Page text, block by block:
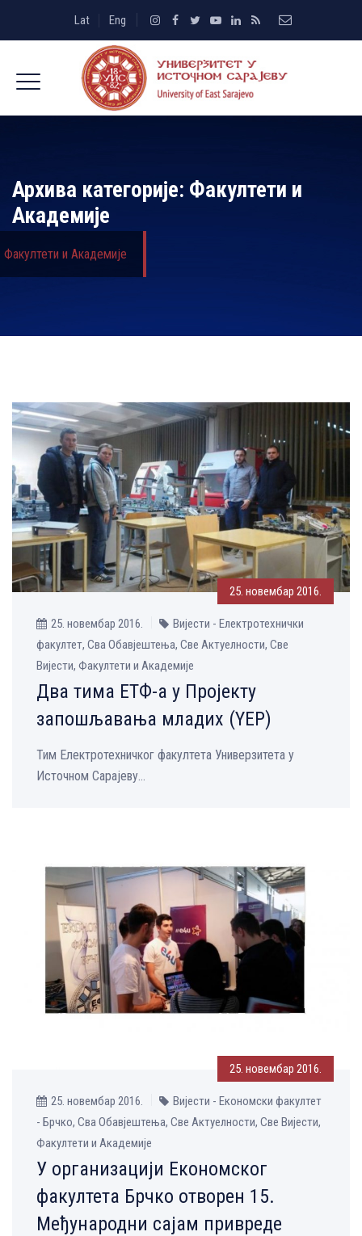
Lat Eng
Архива категорије: Факултети и
Академије
Факултети и Академије
25. новембар 2016.
25. новембар 2016.
Вијести - Електротехнички
факултет, Сва Обавјештења, Све Aктуелности, Све
Вијести, Факултети и Академије
Два тима ЕТФ-а у Пројекту
запошљавања младих (YEP)
Тим Електротехничког факултета Универзитета у
Источном Сарајеву...
25. новембар 2016.
25. новембар 2016.
Вијести - Економски факултет
- Брчко, Сва Обавјештења, Све Aктуелности, Све Вијести,
Факултети и Академије
У организацији Економског
факултета Брчко отворен 15.
Међународни сајам привреде